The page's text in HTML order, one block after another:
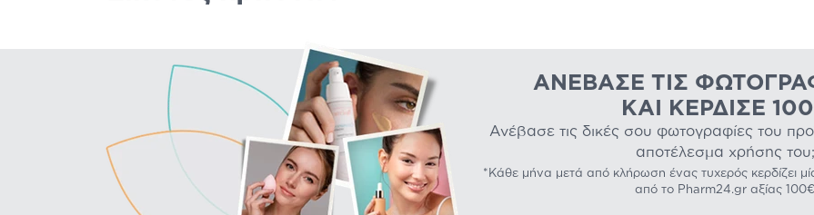
ΑΝΈΒΑΣΕ ΤΙΣ
ΚΑΙ ΚΈΡΔΙΣΕ
Ανέβασε τις δικές σου φωτογραφίες του
αποτέλεσμα χρήσης του;
*Κάθε μήνα μετά από κλήρωση ένας τυχερός κερδίζει
από το Pharm24.gr αξίας 100€